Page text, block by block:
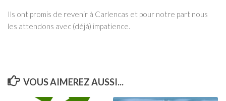
Ils ont promis de revenir à Carlencas et pour notre part nous
les attendons avec (déjà) impatience.
VOUS AIMEREZ AUSSI...